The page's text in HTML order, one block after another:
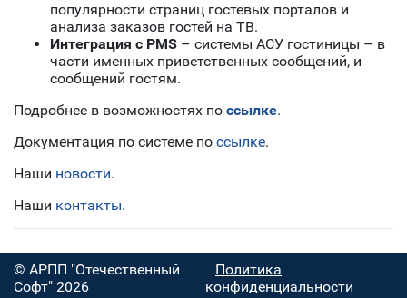
популярности страниц гостевых порталов и
анализа заказов гостей на ТВ.
Интеграция с PMS – системы АСУ гостиницы – в
части именных приветственных сообщений, и
сообщений гостям.
Подробнее в возможностях по ссылке.
Документация по системе по ссылке.
Наши новости.
Наши контакты.
© АРПП "Отечественный
Софт" 2026
Политика
конфиденциальности